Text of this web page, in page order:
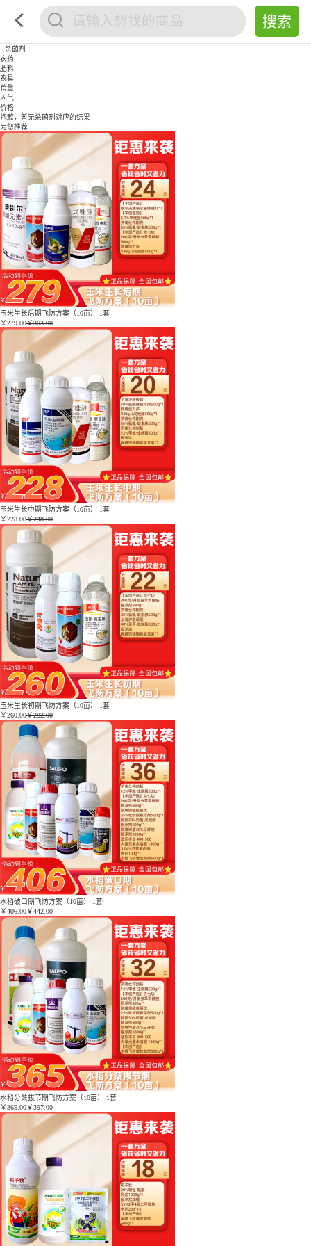
杀菌剂
农药
肥料
农具
销量
人气
价格
抱歉，暂无杀菌剂对应的结果
为您推荐
玉米生长后期飞防方案（10亩） 1套
￥279.00￥303.00
玉米生长中期飞防方案（10亩） 1套
￥228.00￥248.00
玉米生长初期飞防方案（10亩） 1套
￥260.00￥282.00
水稻破口期飞防方案（10亩） 1套
￥406.00￥442.00
水稻分蘖拔节期飞防方案（10亩） 1套
￥365.00￥397.00